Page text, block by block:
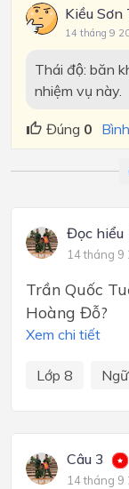
Kiều Sơn
14 tháng 9
Thái độ: băn
nhiệm vụ này.
Đúng 0
Đọc hiểu
14 tháng 9
Trần Quốc
Hoàng Đỗ?
Xem chi tiết
Lớp 8
Câu 3
14 tháng 9